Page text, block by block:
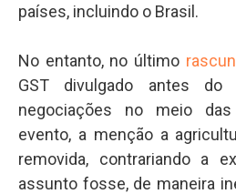
países, incluindo o Brasil.
No entanto, no último
GST divulgado antes
negociações no meio
evento, a menção a
removida, contrariando a
assunto fosse, de maneira